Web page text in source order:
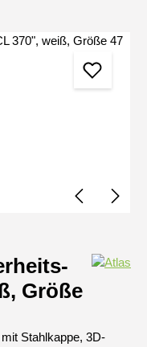
Größe
Stahlkappe, 3D-